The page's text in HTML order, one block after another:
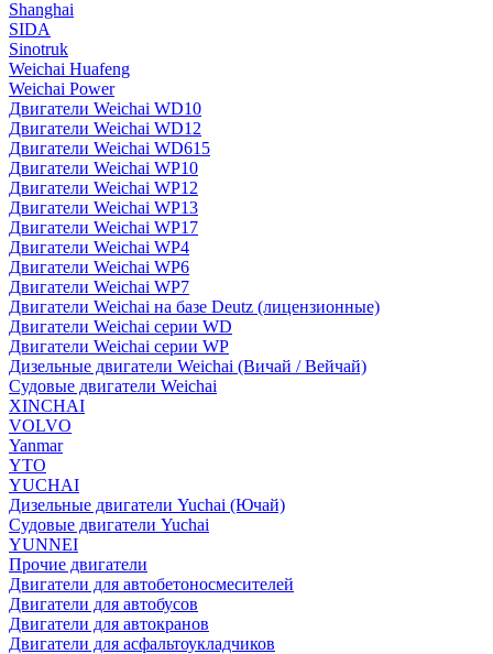
Shanghai
SIDA
Sinotruk
Weichai Huafeng
Weichai Power
Двигатели Weichai WD10
Двигатели Weichai WD12
Двигатели Weichai WD615
Двигатели Weichai WP10
Двигатели Weichai WP12
Двигатели Weichai WP13
Двигатели Weichai WP17
Двигатели Weichai WP4
Двигатели Weichai WP6
Двигатели Weichai WP7
Двигатели Weichai на базе Deutz (лицензионные)
Двигатели Weichai серии WD
Двигатели Weichai серии WP
Дизельные двигатели Weichai (Вичай / Вейчай)
Судовые двигатели Weichai
XINCHAI
VOLVO
Yanmar
YTO
YUCHAI
Дизельные двигатели Yuchai (Ючай)
Судовые двигатели Yuchai
YUNNEI
Прочие двигатели
Двигатели для автобетоносмесителей
Двигатели для автобусов
Двигатели для автокранов
Двигатели для асфальтоукладчиков